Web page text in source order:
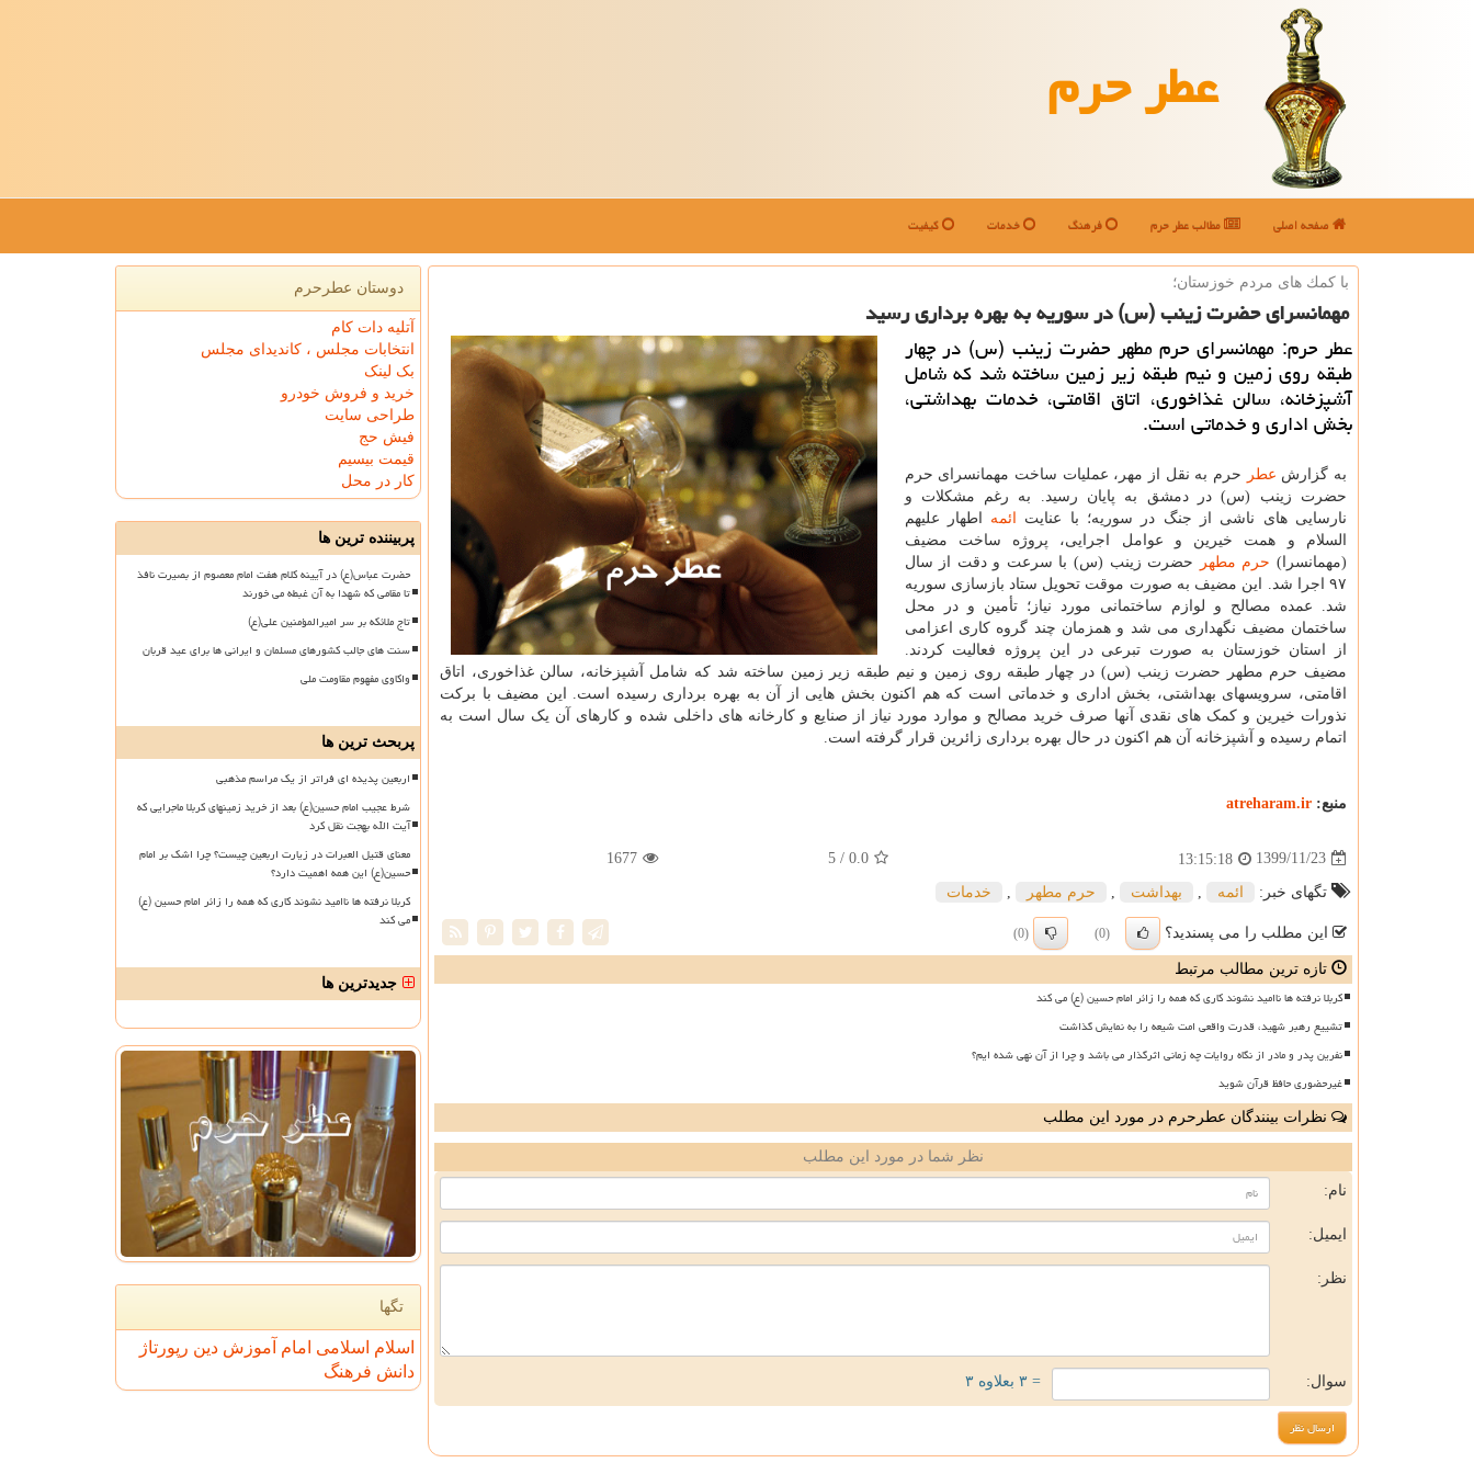
عطر حرم
صفحه اصلی مطالب عطر حرم فرهنگ خدمات کیفیت
با كمك های مردم خوزستان؛
مهمانسرای حضرت زینب (س) در سوریه به بهره برداری رسید
عطر حرم: مهمانسرای حرم مطهر حضرت زینب (س) در چهار
طبقه روی زمین و نیم طبقه زیر زمین ساخته شد که شامل
آشپزخانه، سالن غذاخوری، اتاق اقامتی، خدمات بهداشتی،
بخش اداری و خدماتی است.
به گزارش عطر
حرم به نقل از مهر، عملیات ساخت مهمانسرای حرم
حضرت زینب (س) در دمشق به پایان رسید. به رغم مشکلات و
نارسایی های ناشی از جنگ در سوریه؛ با عنایت
ائمه اطهار علیهم
السلام و همت خیرین و عوامل اجرایی، پروژه ساخت مضیف
(مهمانسرا) حرم مطهر
حضرت زینب (س) با سرعت و دقت از سال
۹۷ اجرا شد. این مضیف به صورت موقت تحویل ستاد بازسازی سوریه
شد. عمده مصالح و لوازم ساختمانی مورد نیاز؛ تأمین و در محل
ساختمان مضیف نگهداری می شد و همزمان چند گروه کاری اعزامی
از استان خوزستان به صورت تبرعی در این پروژه فعالیت کردند.
مضیف حرم مطهر حضرت زینب (س) در چهار طبقه روی زمین و نیم طبقه زیر زمین ساخته شد که شامل آشپزخانه، سالن غذاخوری، اتاق
اقامتی، سرویسهای بهداشتی، بخش اداری و خدماتی است که هم اکنون بخش هایی از آن به بهره برداری رسیده است. این مضیف با برکت
نذورات خیرین و کمک های نقدی آنها صرف خرید مصالح و موارد مورد نیاز از صنایع و کارخانه های داخلی شده و کارهای آن یک سال است به
اتمام رسیده و آشپزخانه آن هم اکنون در حال بهره برداری زائرین قرار گرفته است.
منبع: atreharam.ir
1399/11/23
13:15:18
0.0
/ 5
1677
تگهای خبر: ائمه بهداشت حرم مطهر خدمات
این مطلب را می پسندید؟ (0)
(0)
تازه ترین مطالب مرتبط
کربلا نرفته ها ناامید نشوند کاری که همه را زائر امام حسین (ع) می کند
تشییع رهبر شهید، قدرت واقعی امت شیعه را به نمایش گذاشت
نفرین پدر و مادر از نگاه روایات چه زمانی اثرگذار می باشد و چرا از آن نهی شده ایم؟
غیرحضوری حافظ قرآن شوید
نظرات بینندگان عطرحرم در مورد این مطلب
نظر شما در مورد این مطلب
نام:
ایمیل:
نظر:
سوال: = ۳ بعلاوه ۳
دوستان عطرحرم
آتلیه دات کام
انتخابات مجلس ، کاندیدای مجلس
بک لینک
خرید و فروش خودرو
طراحی سایت
فیش حج
قیمت بیسیم
کار در محل
پربیننده ترین ها
حضرت عباس(ع) در آیینه کلام هفت امام معصوم از بصیرت نافذ
تا مقامی که شهدا به آن غبطه می خورند
تاج ملائکه بر سر امیرالمؤمنین علی(ع)
سنت های جالب کشورهای مسلمان و ایرانی ها برای عید قربان
واکاوی مفهوم مقاومت ملی
پربحث ترین ها
اربعین پدیده ای فراتر از یک مراسم مذهبی
شرط عجیب امام حسین(ع) بعد از خرید زمینهای کربلا ماجرایی که
آیت الله بهجت نقل کرد
معنای قتیل العبرات در زیارت اربعین چیست؟ چرا اشک بر امام
حسین(ع) این همه اهمیت دارد؟
کربلا نرفته ها ناامید نشوند کاری که همه را زائر امام حسین (ع)
می کند
جدیدترین ها
تگها
اسلام اسلامی امام آموزش دین رپورتاژ
دانش فرهنگ